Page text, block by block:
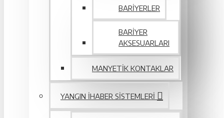
BARIYERLER
BARIYER
AKSESUARLARI
MANYETIK KONTAKLAR
YANGIN IHABER SISTEMLERI